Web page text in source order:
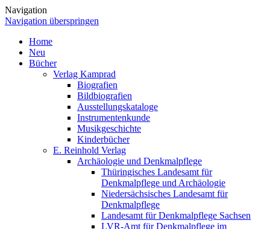
Navigation
Navigation überspringen
Home
Neu
Bücher
Verlag Kamprad
Biografien
Bildbiografien
Ausstellungskataloge
Instrumentenkunde
Musikgeschichte
Kinderbücher
E. Reinhold Verlag
Archäologie und Denkmalpflege
Thüringisches Landesamt für
Denkmalpflege und Archäologie
Niedersächsisches Landesamt für
Denkmalpflege
Landesamt für Denkmalpflege Sachsen
LVR-Amt für Denkmalpflege im